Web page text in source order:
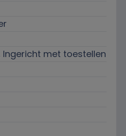
Ingericht met toestellen